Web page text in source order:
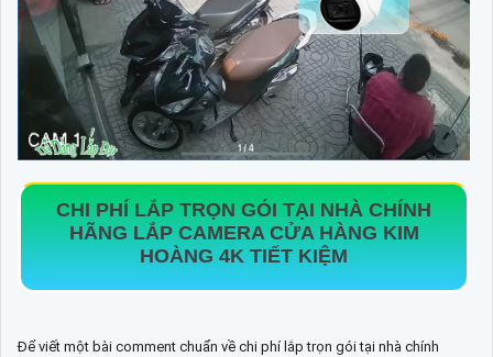
CHI PHÍ LẮP TRỌN GÓI TẠI NHÀ CHÍNH
HÃNG LẮP CAMERA CỬA HÀNG KIM
HOÀNG 4K TIẾT KIỆM
Để viết một bài comment chuẩn về chi phí lắp trọn gói tại nhà chính